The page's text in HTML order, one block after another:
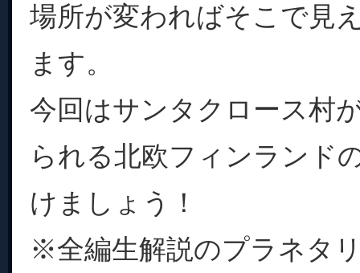
場所が変わればそこで見
ます。
今回はサンタクロース村
られる北欧フィンランド
けましょう！
※全編生解説のプラネタ